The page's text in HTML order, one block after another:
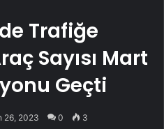
Trafiğe
Sayısı Mart
Geçti
26, 2023 0 3